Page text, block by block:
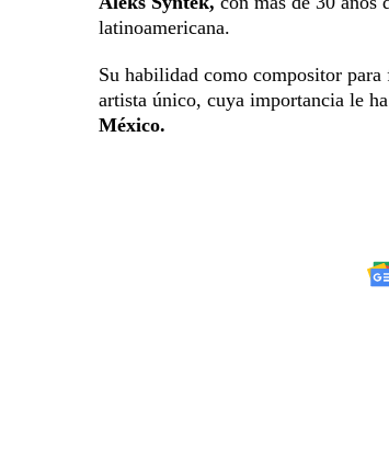
latinoamericana.
Su habilidad como compositor
artista único, cuya importancia le
México.